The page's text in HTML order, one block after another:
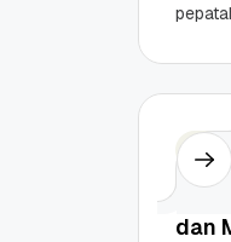
Bisnis
dan